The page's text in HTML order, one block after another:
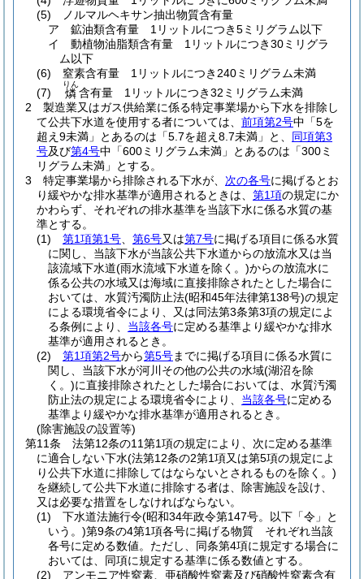
(5)
ノルマルヘキサン抽出物質含有量
ア
鉱油類含有量 1リットルにつき5ミリグラム以下
イ
動植物油脂類含有量 1リットルにつき30ミリグラ
ム以下
(6)
窒素含有量 1リットルにつき240ミリグラム未満
(7)
燐
りん
含有量 1リットルにつき32ミリグラム未満
2
製造業又はガス供給業に係る特定事業場から下水を排除し
て公共下水道を使用する者については、 前項第2号中「5を
超え9未満」とあるのは「5.7を超え8.7未満」と、 同項第3
号及び第4号中「600ミリグラム未満」とあるのは「300ミ
リグラム未満」とする。
3
特定事業場から排除される下水が、 次の各号に掲げるとお
り緩やかな排水基準が適用されるときは、 第1項の規定にか
かわらず、それぞれの排水基準を当該下水に係る水質の基
準とする。
(1)
第1項第1号 第6号又は第7号に掲げる項目に係る水質
に関し、当該下水が当該公共下水道からの放流水又は当
該流域下水道(雨水流域下水道を除く。)からの放流水に
係る公共の水域又は海域に直接排除されたとした場合に
おいては、水質汚濁防止法(昭和45年法律第138号)の規定
による環境省令により、又は同法第3条第3項の規定によ
る条例により、 当該各号に定める基準より緩やかな排水
基準が適用されるとき。
(2)
第1項第2号から第5号までに掲げる項目に係る水質に
関し、当該下水が河川その他の公共の水域(湖沼を除
く。)に直接排除されたとした場合においては、水質汚濁
防止法の規定による環境省令により、 当該各号に定める
基準より緩やかな排水基準が適用されるとき。
(除害施設の設置等)
第11条
法第12条の11第1項の規定により、次に定める基準
に適合しない下水(法第12条の2第1項又は第5項の規定によ
り公共下水道に排除してはならないとされるものを除く。)
を継続して公共下水道に排除する者は、除害施設を設け、
又は必要な措置をしなければならない。
(1)
下水道法施行令(昭和34年政令第147号。以下「令」と
いう。)第9条の4第1項各号に掲げる物質 それぞれ当該
各号に定める数値。 ただし、同条第4項に規定する場合に
おいては、同項に規定する基準に係る数値とする。
(2)
アンモニア性窒素、亜硝酸性窒素及び硝酸性窒素含有